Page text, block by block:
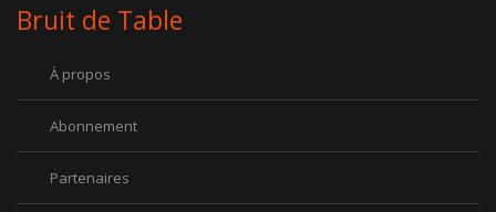
Bruit de Table
À propos
Abonnement
Partenaires